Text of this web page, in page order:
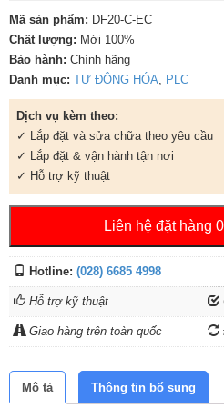
Mã sản phẩm: DF20-C-EC
Chất lượng: Mới 100%
Bảo hành: Chính hãng
Danh mục: TỰ ĐỘNG HÓA, PLC
Dịch vụ kèm theo:
✓ Lắp đặt và sửa chữa theo yêu cầu
✓ Lắp đặt & vận hành tận nơi
✓ Hỗ trợ kỹ thuật
Liên hệ đặt hàng
Hotline: (028) 6685 4998
Hỗ trợ kỹ thuật
Giao hàng trên toàn quốc
Mô tả Thông tin bổ sung